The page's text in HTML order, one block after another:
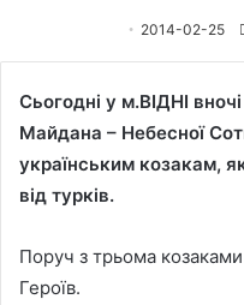
2014-02-25
Сьогодні у м.ВІДНІ
Майдана – Небесної
українським козакам,
від турків.
Поруч з трьома
Героїв.